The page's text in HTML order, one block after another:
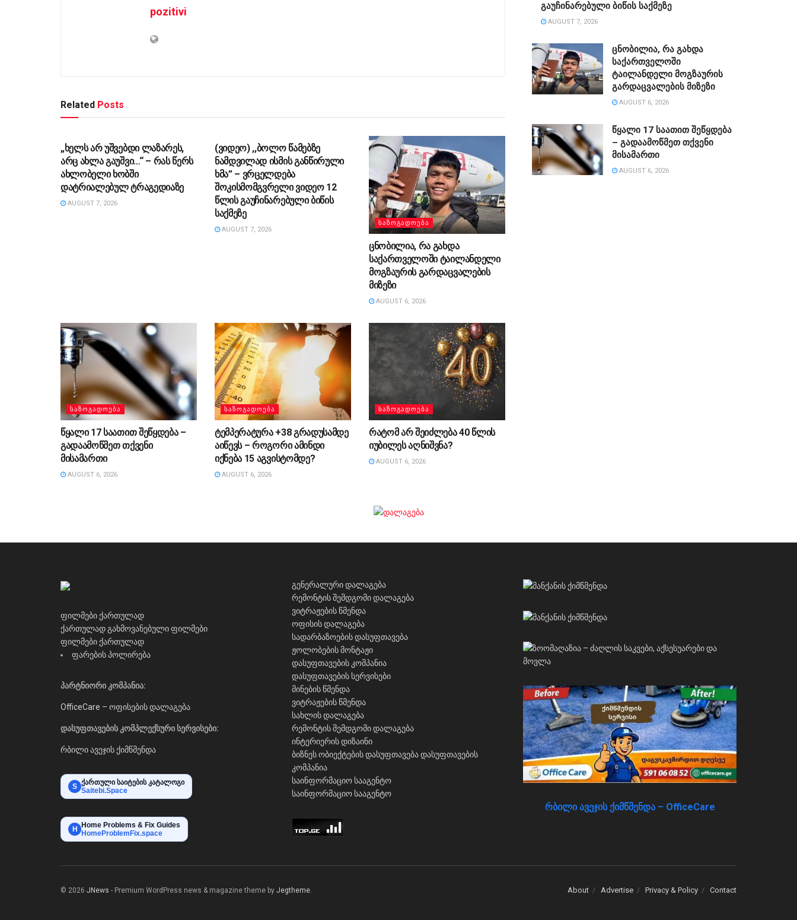
pozitivi
Related Posts
„ხელს არ უშვებდი ლაზარეს,
არც ახლა გაუშვი…“ – რას წერს
ახლობელი ხობში
დატრიალებულ ტრაგედიაზე
AUGUST 7, 2026
(ვიდეო) ,,ბოლო წამებზე
ნამდვილად ისმის განწირული
ხმა” – ვრცელდება
შოკისმომგვრელი ვიდეო 12
წლის გაუჩინარებული ბიწის
საქმეზე
AUGUST 7, 2026
ᲡᲐᲖᲝᲒᲐᲓᲝᲔᲑᲐ
ცნობილია, რა გახდა
საქართველოში ტაილანდელი
მოგზაურის გარდაცვალების
მიზეზი
AUGUST 6, 2026
ᲡᲐᲖᲝᲒᲐᲓᲝᲔᲑᲐ
წყალი 17 საათით შეწყდება –
გადაამოწმეთ თქვენი
მისამართი
AUGUST 6, 2026
ᲡᲐᲖᲝᲒᲐᲓᲝᲔᲑᲐ
ტემპერატურა +38 გრადუსამდე
აიწევს – როგორი ამინდი
იქნება 15 აგვისტომდე?
AUGUST 6, 2026
ᲡᲐᲖᲝᲒᲐᲓᲝᲔᲑᲐ
რატომ არ შეიძლება 40 წლის
იუბილეს აღნიშვნა?
AUGUST 6, 2026
გაუჩინარებული ბიწის საქმეზე
AUGUST 7, 2026
ცნობილია, რა გახდა
საქართველოში
ტაილანდელი მოგზაურის
გარდაცვალების მიზეზი
AUGUST 6, 2026
წყალი 17 საათით შეწყდება
– გადაამოწმეთ თქვენი
მისამართი
AUGUST 6, 2026
ფილმები ქართულად
ქართულად გახმოვანებული ფილმები
ფილმები ქართულად
ფარების პოლირება
პარტნიორი კომპანია:
OfficeCare – ოფისების დალაგება
დასუფთავების კომპლექსური სერვისები:
რბილი ავეჯის ქიმწმენდა
S ქართული საიტების კატალოგი
Saitebi.Space
H
Home Problems & Fix Guides
HomeProblemFix.space
გენერალური დალაგება
რემონტის შემდგომი დალაგება
ვიტრაჟების წმენდა
ოფისის დალაგება
სადარბაზოების დასუფთავება
ჟოლობების მონტაჟი
დასუფთავების კომპანია
დასუფთავების სერვისები
მინების წმენდა
ვიტრაჟების წმენდა
სახლის დალაგება
რემონტის შემდგომი დალაგება
ინტერიერის დიზაინი
ბიზნეს ობიექტების დასუფთავებადასუფთავების
კომპანია
საინფორმაციო სააგენტო
საინფორმაციო სააგენტო
რბილი ავეჯის ქიმწმენდა – OfficeCare
About Advertise Privacy & Policy Contact
© 2026 JNews - Premium WordPress news & magazine theme by Jegtheme.